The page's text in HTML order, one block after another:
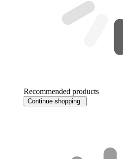
Recommended products
Continue shopping